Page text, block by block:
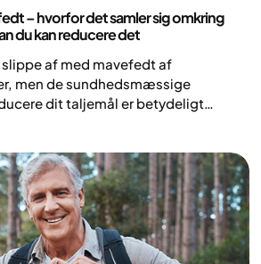
– hvorfor det samler sig omkring
du kan reducere det
slippe af med mavefedt af
men de sundhedsmæssige
dit taljemål er betydeligt
kar-sygdomme. I denne artikel
mavefedt er, hvorfor det ofte
maven, og hvilke ændringer der
på en sund måde.